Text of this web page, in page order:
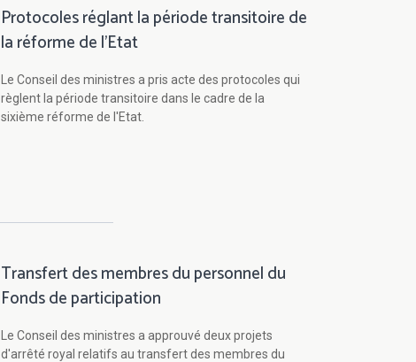
Protocoles réglant la période transitoire de
la réforme de l'Etat
Le Conseil des ministres a pris acte des protocoles qui
règlent la période transitoire dans le cadre de la
sixième réforme de l'Etat.
Transfert des membres du personnel du
Fonds de participation
Le Conseil des ministres a approuvé deux projets
d'arrêté royal relatifs au transfert des membres du